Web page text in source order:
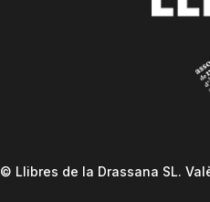
© Llibres de la Drassana SL.